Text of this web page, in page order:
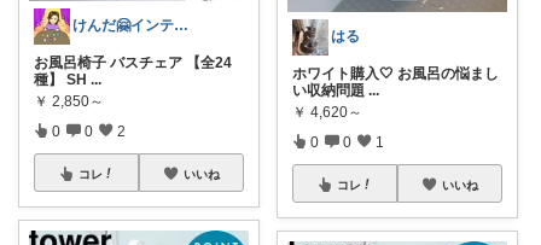
けんだ🤗インテリア多め
お風呂椅子 バスチェア 【全24
種】 SH ...
￥ 2,850～
0 0 2
コレ いいね
はる
ホワイト購入‎🤍 お風呂の悩まし
い収納問題 ...
￥ 4,620～
0 0 1
コレ いいね